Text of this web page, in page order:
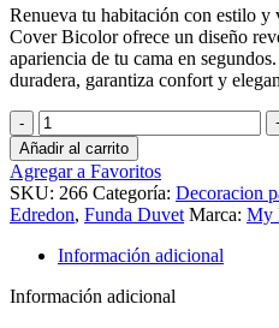
Renueva tu habitación con estilo
Cover Bicolor ofrece un diseño
apariencia de tu cama en
duradera, garantiza confort y
Funda
Duvet
Cover
Bicolor
Gris
Oscuro
Rosado
King
cantidad
Añadir al carrito
Agregar a Favoritos
SKU: 266 Categoría: Decoracion
Edredon, Funda Duvet Marca: My
Información adicional
Información adicional